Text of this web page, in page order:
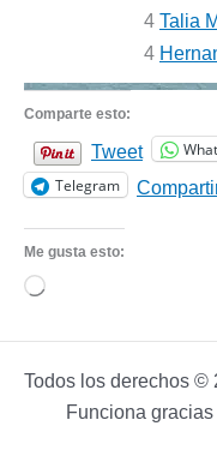
4 Talia
4
Comparte esto:
Tweet
Telegram
Me gusta esto:
Cargando...
Todos los derechos ©
Funciona gracias